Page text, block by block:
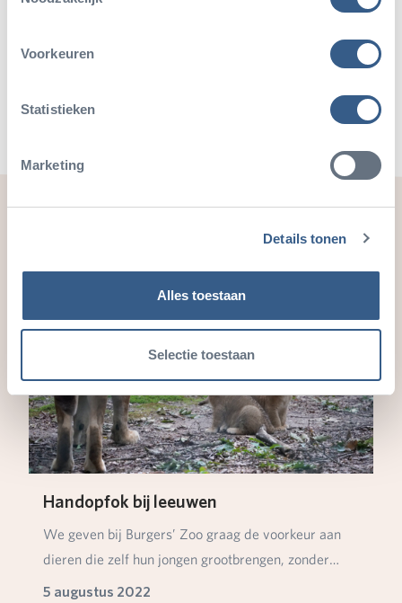
Voorkeuren
Statistieken
Marketing
Details tonen
Alles toestaan
Selectie toestaan
Deel op WhatsApp
Kopieer link
Ook leuk
Handopfok bij leeuwen
We geven bij Burgers’ Zoo graag de voorkeur aan
dieren die zelf hun jongen grootbrengen, zonder
tuss…
5 augustus 2022